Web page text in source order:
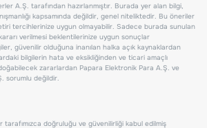
A.Ş. tarafından hazırlanmıştır. Burada yer alan bilgi,
kapsamında değildir, genel niteliktedir. Bu öneriler
tercihlerinize uygun olmayabilir. Sadece burada sunulan
verilmesi beklentilerinize uygun sonuçlar
güvenilir olduğuna inanılan halka açık kaynaklardan
bilgilerin hata ve eksikliğinden ve ticari amaçlı
zararlardan Papara Elektronik Para A.Ş. ve
sorumlu değildir.
doğruluğu ve güvenilirliği kabul edilmiş